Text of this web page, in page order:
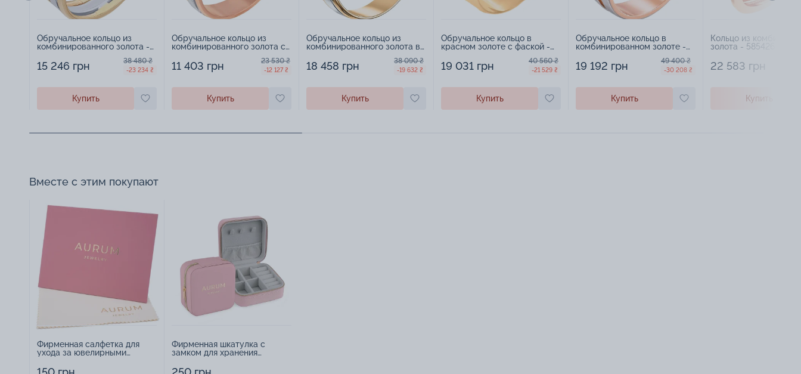
Обручальное кольцо из
комбинированного золота -
15 246 грн 38 480 ₴
-23 234 ₴
Купить
Обручальное кольцо из
комбинированного золота c
11 403 грн 23 530 ₴
-12 127 ₴
Купить
Обручальное кольцо из
комбинированного золота в
18 458 грн 38 090 ₴
-19 632 ₴
Купить
Обручальное кольцо в
красном золоте с фаской -
19 031 грн 40 560 ₴
-21 529 ₴
Купить
Обручальное кольцо в
комбинированном золоте -
19 192 грн 49 400 ₴
-30 208 ₴
Купить
Кольцо из
золота - 585426
22 583 грн
Купить
Вместе с этим покупают
Фирменная салфетка для
ухода за ювелирными
Фирменная шкатулка с
замком для хранения